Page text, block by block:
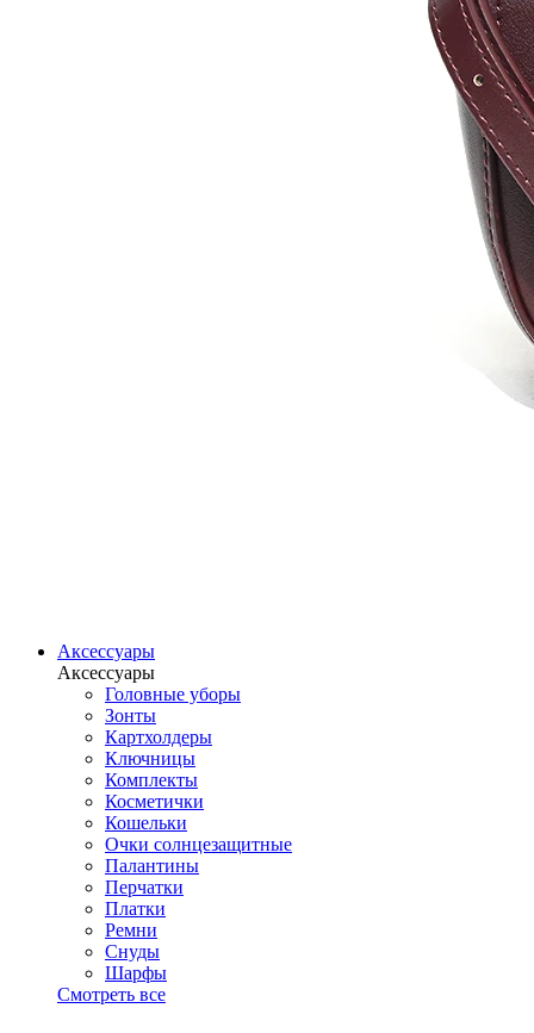
Аксессуары
Аксессуары
Головные уборы
Зонты
Картхолдеры
Ключницы
Комплекты
Косметички
Кошельки
Очки солнцезащитные
Палантины
Перчатки
Платки
Ремни
Снуды
Шарфы
Смотреть все